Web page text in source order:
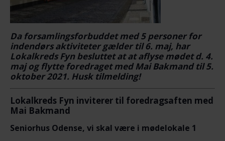
Da forsamlingsforbuddet med 5 personer for
indendørs aktiviteter gælder til 6. maj, har
Lokalkreds Fyn besluttet at at aflyse mødet d. 4.
maj og flytte foredraget med Mai Bakmand til 5.
oktober 2021. Husk tilmelding!
Lokalkreds Fyn inviterer til foredragsaften med
Mai Bakmand
Seniorhus Odense, vi skal være i mødelokale 1